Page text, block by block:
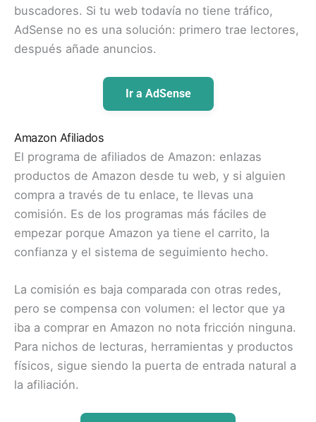
buscadores. Si tu web todavía no tiene tráfico,
AdSense no es una solución: primero trae lectores,
después añade anuncios.
Ir a AdSense
Amazon Afiliados
El programa de afiliados de Amazon: enlazas
productos de Amazon desde tu web, y si alguien
compra a través de tu enlace, te llevas una
comisión. Es de los programas más fáciles de
empezar porque Amazon ya tiene el carrito, la
confianza y el sistema de seguimiento hecho.
La comisión es baja comparada con otras redes,
pero se compensa con volumen: el lector que ya
iba a comprar en Amazon no nota fricción ninguna.
Para nichos de lecturas, herramientas y productos
físicos, sigue siendo la puerta de entrada natural a
la afiliación.